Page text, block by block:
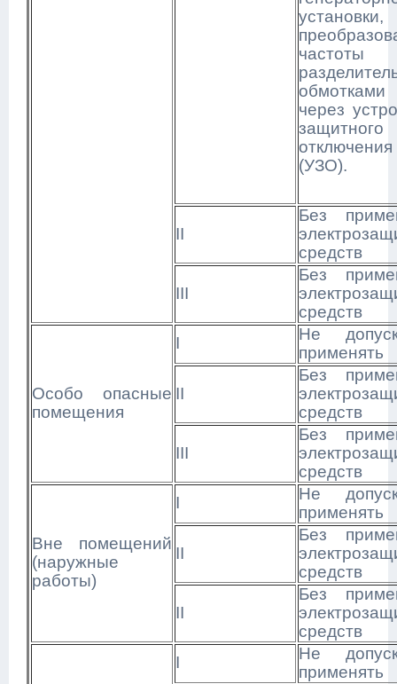
установки,
через
защитного
отключения
(УЗО).
II
Без
средств
III
Без
средств
Особо опасные
помещения
I
Не
применять
II
Без
средств
III
Без
средств
Вне помещений
(наружные
работы)
I
Не
применять
II
Без
средств
II
Без
средств
I
Не
применять